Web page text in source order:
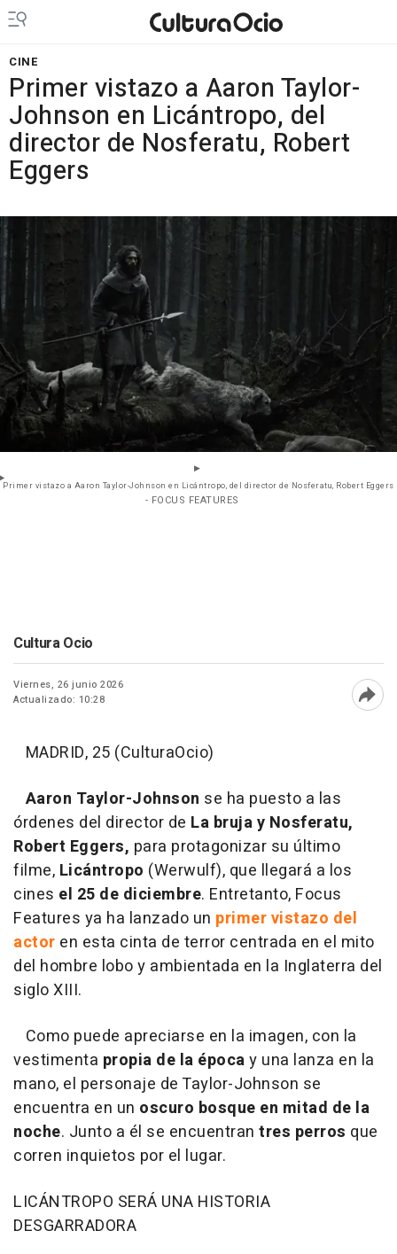
CINE
Primer vistazo a Aaron Taylor-
Johnson en Licántropo, del
director de Nosferatu, Robert
Eggers
Primer vistazo a Aaron Taylor-Johnson en Licántropo, del director de Nosferatu, Robert Eggers
- FOCUS FEATURES
Cultura Ocio
Viernes, 26 junio 2026
Actualizado: 10:28
MADRID, 25 (CulturaOcio)
Aaron Taylor-Johnson se ha puesto a las
órdenes del director de La bruja y Nosferatu,
Robert Eggers, para protagonizar su último
filme, Licántropo (Werwulf), que llegará a los
cines el 25 de diciembre. Entretanto, Focus
Features ya ha lanzado un primer vistazo del
actor en esta cinta de terror centrada en el mito
del hombre lobo y ambientada en la Inglaterra del
siglo XIII.
Como puede apreciarse en la imagen, con la
vestimenta propia de la épocay una lanza en la
mano, el personaje de Taylor-Johnson se
encuentra en un oscuro bosque en mitad de la
noche. Junto a él se encuentran tres perros que
corren inquietos por el lugar.
LICÁNTROPO SERÁ UNA HISTORIA
DESGARRADORA